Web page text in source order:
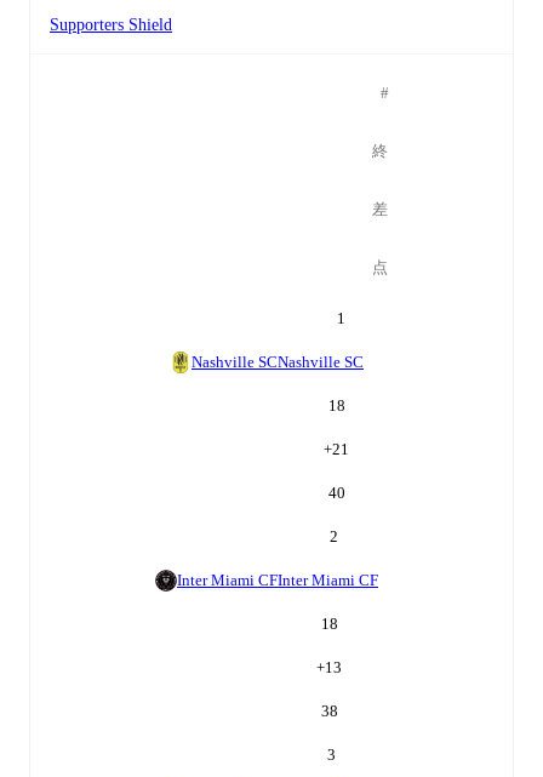
Supporters Shield
#
終
差
点
1
Nashville SCNashville SC
18
+21
40
2
Inter Miami CFInter Miami CF
18
+13
38
3